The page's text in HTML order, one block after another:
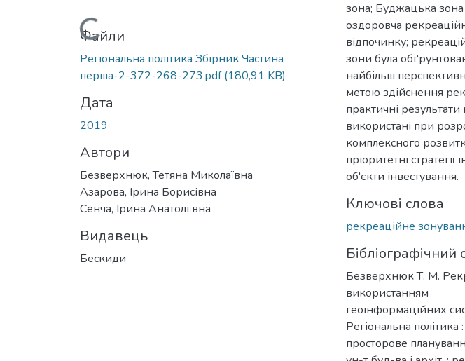
Вантажиться...
Файли
Регіональна політика Збірник Частина
перша-2-372-268-273.pdf(180,91 KB)
Дата
2019
Автори
Безверхнюк, Тетяна Миколаївна
Азарова, Ірина Борисівна
Сенча, Ірина Анатоліївна
Видавець
Бескиди
зона; Буджацька зона
оздоровча
відпочинку;
зони була
найбільш
метою здійснення
практичні
використані при
комплексного
пріоритетні
об'єкти інвестування.
Ключові слова
рекреаційне
Бібліографічний
Безверхнюк Т. М.
використанням
геоінформаційних
Регіональна політика
просторове